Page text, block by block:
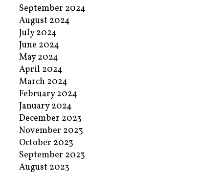
September 2024
August 2024
July 2024
June 2024
May 2024
April 2024
March 2024
February 2024
January 2024
December 2023
November 2023
October 2023
September 2023
August 2023